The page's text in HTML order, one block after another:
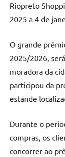
Riopreto
2025 a 4 de
O grande
2025/2026,
moradora da
participou da
estande
Durante o
compras, os
concorrer ao